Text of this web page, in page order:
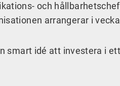
och hållbarhetschef
arrangerar i
smart idé att investera i